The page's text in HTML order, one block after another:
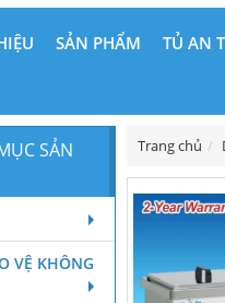
SẢN PHẨM TỦ AN
Trang chủ
SẢN
VỆ KHÔNG